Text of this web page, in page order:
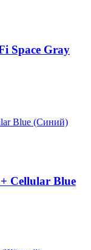
Space Gray
Cellular Blue